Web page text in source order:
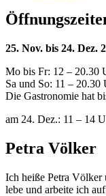
25. Nov. bis 24. Dez.
Mo bis Fr: 12 – 20.30
Sa und So: 11 – 20.30
Die Gastronomie hat
am 24. Dez.: 11 – 14
Petra Völker
Ich heiße Petra Völker
lebe und arbeite ich